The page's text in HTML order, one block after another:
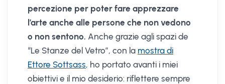
percezione per poter fare apprezzare
l’arte anche alle persone che non vedono
o non sentono. Anche grazie agli spazi de
“Le Stanze del Vetro”, con la mostra di
Ettore Sottsass, ho portato avanti i miei
obiettivi e il mio desiderio: riflettere sempre